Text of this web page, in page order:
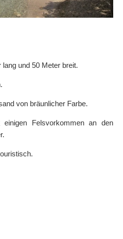
lang und 50 Meter breit.
von bräunlicher Farbe.
Felsvorkommen an den